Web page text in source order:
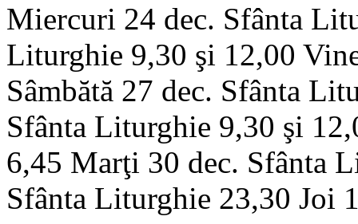
Miercuri 24 dec. Sfânta
Liturghie 9,30 şi 12,00
Sâmbătă 27 dec. Sfânta
Sfânta Liturghie 9,30 şi
6,45 Marţi 30 dec. Sfânta
Sfânta Liturghie 23,30